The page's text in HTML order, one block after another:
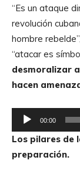
d
i
o
“Es un ataque
revolución
hombre
“atacar es
desmoralizar
hacen
e
p
r
00:00
Los pilares de
preparación.